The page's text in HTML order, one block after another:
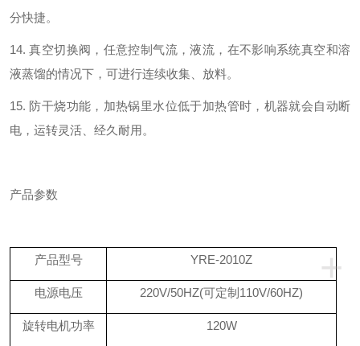
分快捷。
14.真空切换阀， 任意控制气流，液流， 在不影响系统真空和溶
液蒸馏的情况下，可进行连续收集、放料。
15. 防干烧功能，加热锅里水位低于加热管时，机器就会自动断
电，运转灵活、 经久耐用。
产品参数
+
产品型号 YRE-2010Z
电源电压 220V/50HZ(可定制110V/60HZ)
旋转电机功率 120W